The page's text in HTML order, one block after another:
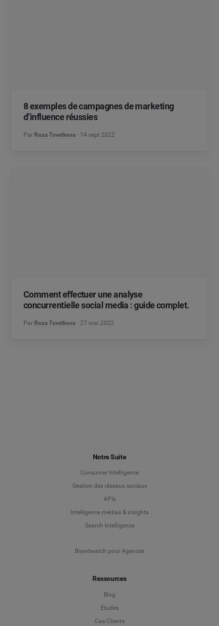
8 exemples de campagnes de marketing
d’influence réussies
Par Roza Tsvetkova 14 sept 2022
Comment effectuer une analyse
concurrentielle social media : guide complet.
Par Roza Tsvetkova 27 mai 2022
Notre Suite
Consumer Intelligence
Gestion des réseaux sociaux
APIs
Intelligence médias & insights
Search Intelligence
Brandwatch pour Agences
Ressources
Blog
Études
Cas Clients